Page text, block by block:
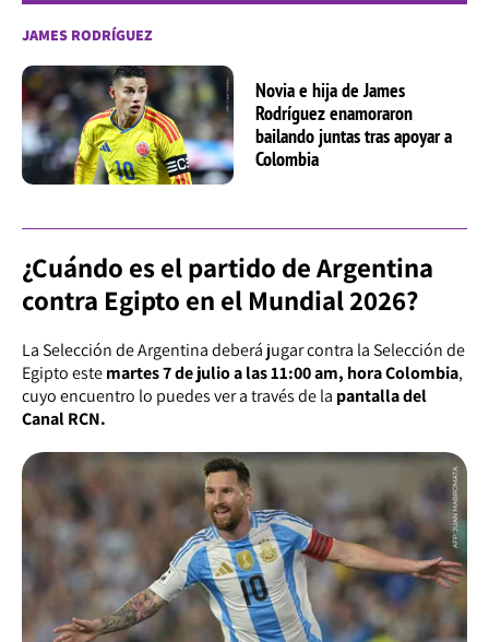
JAMES RODRÍGUEZ
Novia e hija de James
Rodríguez enamoraron
bailando juntas tras apoyar a
Colombia
¿Cuándo es el partido de Argentina
contra Egipto en el Mundial 2026?
La Selección de Argentina deberá jugar contra la Selección de
Egipto estemartes 7 de julio a las 11:00 am, hora Colombia,
cuyo encuentro lo puedes ver a través de la pantalla del
Canal RCN.